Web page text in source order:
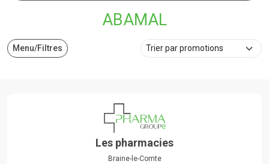
ABAMAL
Menu/Filtres
Les pharmacies
Braine-le-Comte